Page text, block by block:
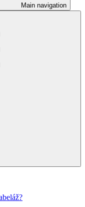
Main navigation